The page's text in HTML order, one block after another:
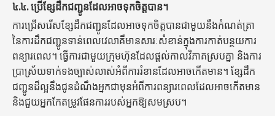
៤.៤.ប្រើខ្សែដឹកជញ្ជូនដែលអាចទុកចិត្តបាន។
ការជ្រើសរើសខ្សែដឹកជញ្ជូនដែលអាចទុកចិត្តបានជាមួយនឹងកំណត់ត្រា
នៃការដឹកជញ្ជូនទាន់ពេលវេលាគឺមានសារៈសំខាន់ក្នុងការកាត់បន្ថយការ
ពន្យារពេល។ ធ្វើការជាមួយក្រុមហ៊ុនដែលផ្តល់កាលវិភាគស្របគ្នា និងការ
ប្រាស្រ័យទាក់ទងច្បាស់លាស់អំពីការរំខានដែលអាចកើតមាន។ ខ្សែដឹក
ជញ្ជូនដ៏ល្អនឹងជូនដំណឹងអ្នកជាមុនអំពីការពន្យារពេលដែលអាចកើតមាន
និងជួយអ្នកកែតម្រូវផែនការរបស់អ្នកឱ្យសមស្រប។